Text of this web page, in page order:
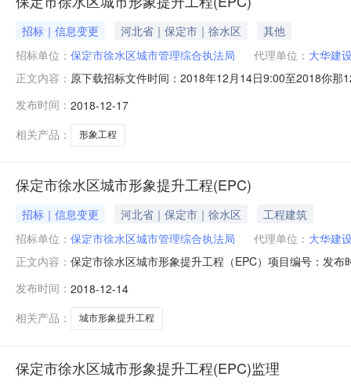
招标｜信息变更 河北省｜保定市｜徐水区
其他
招标单位： 保定市徐水区城市管理综合执法局 代理单位： 大华建
正文内容： 原下载招标文件时间：2018年12月14日9:00至2018你
12月14日9:00至2018年12月21日17:00止。招标人：保
发布时间： 2018-12-17
相关产品：
形象工程
保定市徐水区城市形象提升工程(EPC)
招标｜信息变更 河北省｜保定市｜徐水区
工程建筑
招标单位： 保定市徐水区城市管理综合执法局 代理单位： 大华建
正文内容： 保定市徐水区城市形象提升工程（EPC）项目编号：发
17:00止。招标人：保定市徐水区城市管理综合执法局招
发布时间： 2018-12-14
相关产品：
城市形象提升工程
保定市徐水区城市形象提升工程(EPC)监理